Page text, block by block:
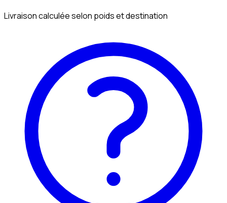
Livraison calculée selon poids et destination